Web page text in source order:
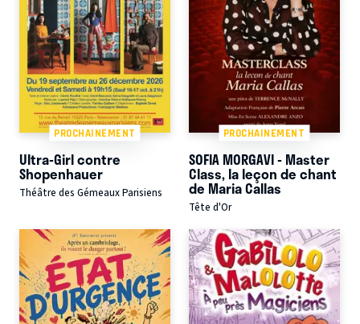
PROCHAINEMENT
Ultra-Girl contre
Shopenhauer
Théâtre des Gémeaux Parisiens
PROCHAINEMENT
SOFIA MORGAVI - Master
Class, la leçon de chant
de Maria Callas
Tête d'Or